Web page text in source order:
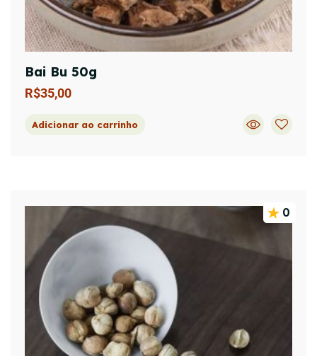
Bai Bu 50g
R$35,00
Adicionar ao carrinho
0